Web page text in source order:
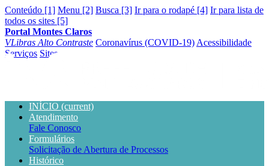
Conteúdo [1] Menu [2] Busca [3] Ir para o rodapé [4] Ir para lista de
todos os sites [5]
Portal Montes Claros
VLibras Alto Contraste Coronavírus (COVID-19) Acessibilidade
Serviços Sites
INÍCIO (current)
Atendimento
Fale Conosco
Formulários
Solicitação de Abertura de Processos
Histórico